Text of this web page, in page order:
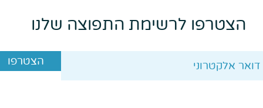
הצטרפו לרשימת התפוצה שלנו
הצטרפו